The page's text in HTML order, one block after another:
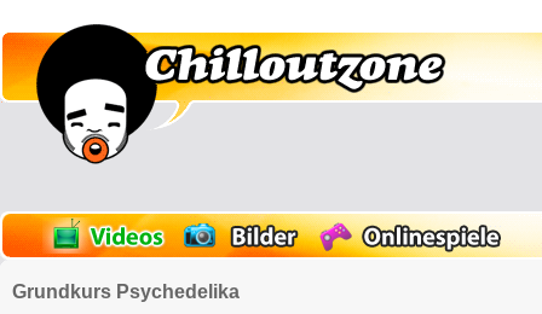
Grundkurs Psychedelika